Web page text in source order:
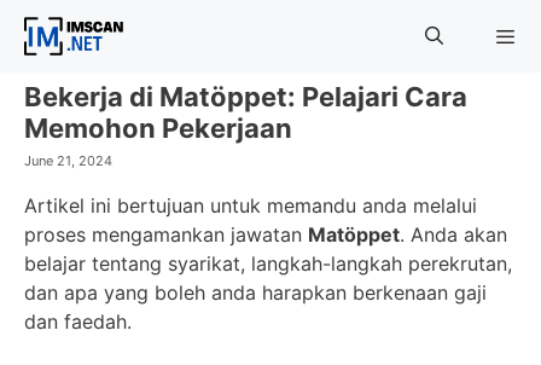
Skip
Bekerja di Matöppet: Pelajari Cara
Memohon Pekerjaan
June 21, 2024
Artikel ini bertujuan untuk memandu anda melalui
proses mengamankan jawatan Matöppet. Anda akan
belajar tentang syarikat, langkah-langkah perekrutan,
dan apa yang boleh anda harapkan berkenaan gaji
dan faedah.